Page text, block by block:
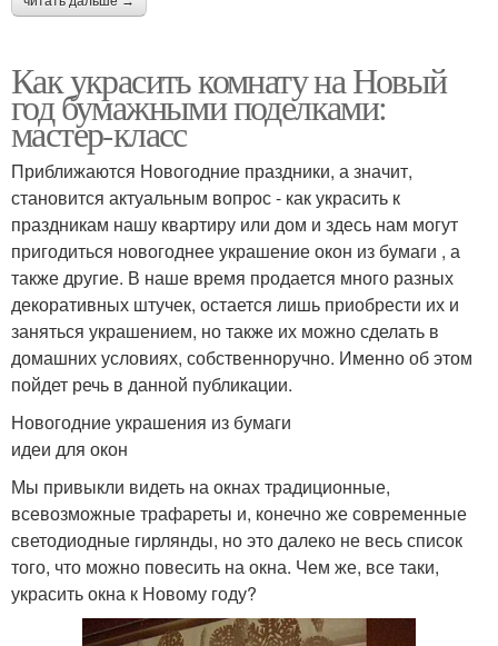
Как украсить комнату на Новый
год бумажными поделками:
мастер-класс
Приближаются Новогодние праздники, а значит,
становится актуальным вопрос - как украсить к
праздникам нашу квартиру или дом и здесь нам могут
пригодиться новогоднее украшение окон из бумаги , а
также другие. В наше время продается много разных
декоративных штучек, остается лишь приобрести их и
заняться украшением, но также их можно сделать в
домашних условиях, собственноручно. Именно об этом
пойдет речь в данной публикации.
Новогодние украшения из бумаги
идеи для окон
Мы привыкли видеть на окнах традиционные,
всевозможные трафареты и, конечно же современные
светодиодные гирлянды, но это далеко не весь список
того, что можно повесить на окна. Чем же, все таки,
украсить окна к Новому году?